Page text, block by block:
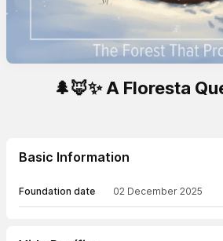
🌲🦊✨ A Floresta
Basic Information
Foundation date 02 December 2025